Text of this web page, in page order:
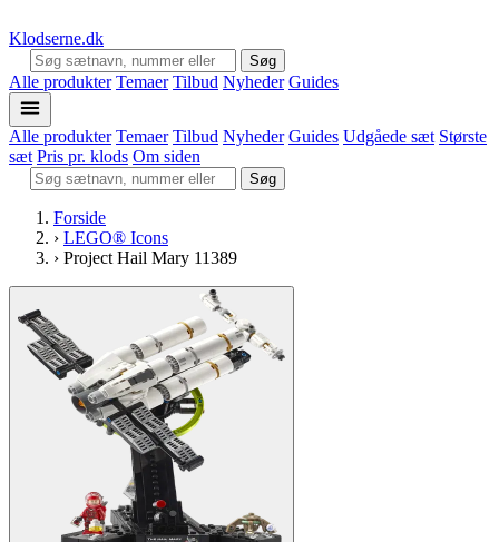
Klodserne.dk
Søg
Alle produkter Temaer Tilbud Nyheder Guides
Alle produkter Temaer Tilbud Nyheder Guides Udgåede sæt Største
sæt Pris pr. klods Om siden
Søg
Forside
› LEGO® Icons
› Project Hail Mary 11389